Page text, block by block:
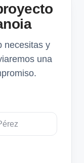
necesitas y
una